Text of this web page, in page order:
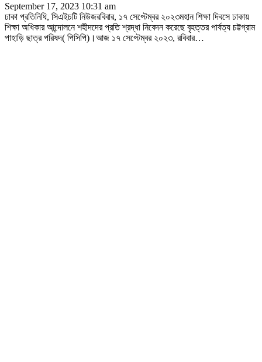
September 17, 2023 10:31 am
ঢাকা প্রতিনিধি, সিএইচটি নিউজরবিবার, ১৭ সেপ্টেম্বর ২০২৩মহান শিক্ষা দিবসে ঢাকায়
শিক্ষা অধিকার আন্দোলনে শহীদদের প্রতি শ্রদ্ধা নিবেদন করেছে বৃহত্তর পার্বত্য চট্টগ্রাম
পাহাড়ি ছাত্র পরিষদ( পিসিপি)।আজ ১৭ সেপ্টেম্বর ২০২৩, রবিবার…